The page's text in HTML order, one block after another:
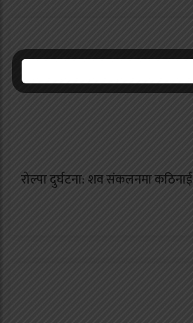
रोल्पा दुर्घटना: शव संकलनमा कठिनाई